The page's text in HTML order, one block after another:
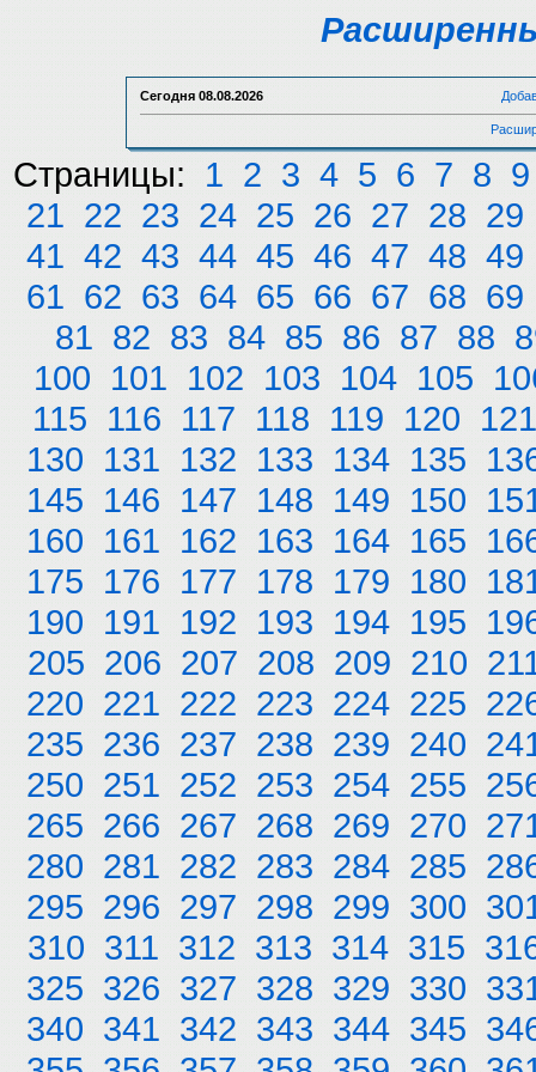
Сегодня 08.08.2026
Страницы: 1 2 3 4 5 6 7 8 9
21 22 23 24 25 26 27 28 29
41 42 43 44 45 46 47 48 49
61 62 63 64 65 66 67 68 69
81 82 83 84 85 86 87 88
100 101 102 103 104 105
115 116 117 118 119 120 121
130 131 132 133 134 135
145 146 147 148 149 150
160 161 162 163 164 165
175 176 177 178 179 180
190 191 192 193 194 195
205 206 207 208 209 210
220 221 222 223 224 225
235 236 237 238 239 240
250 251 252 253 254 255
265 266 267 268 269 270
280 281 282 283 284 285
295 296 297 298 299 300
310 311 312 313 314 315
325 326 327 328 329 330
340 341 342 343 344 345